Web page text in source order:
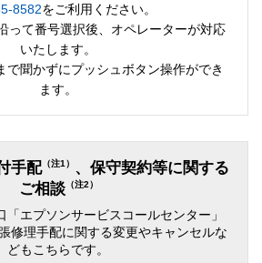
8582をご利用ください。
って番号選択後、オペレーターが対応
いたします。
で聞かずにプッシュボタン操作ができ
ます。
手配 （注1） 、保守契約等に関する
ご相談（注2）
エプソンサービスコールセンター」
修理手配に関する変更やキャンセルな
どもこちらです。